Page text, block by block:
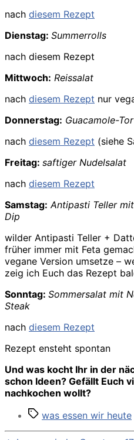
nach diesem Rezept
Dienstag: Summerrolls
nach diesem Rezept
Mittwoch: Reissalat
nach diesem Rezept nur
Donnerstag: Guacamole-
nach diesem Rezept (siehe
Freitag: saftiger Nudelsalat
nach diesem Rezept
Samstag: Antipasti Teller
Dip
wilder Antipasti Teller +
früher immer mit Feta
vegane Version umsetze –
zeig ich Euch das Rezept
Sonntag: Sommersalat mit
Steak
nach diesem Rezept
Rezept ensteht spontan
Und was kocht Ihr in der
schon Ideen? Gefällt Euch
nachkochen wollt?
Schlagwörter
was essen wir heute